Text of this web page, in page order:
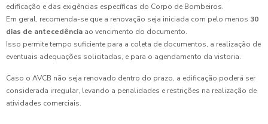
edificação e das exigências específicas do Corpo de Bombeiros.
Em geral, recomenda-se que a renovação seja iniciada com pelo menos 30
dias de antecedência ao vencimento do documento.
Isso permite tempo suficiente para a coleta de documentos, a realização de
eventuais adequações solicitadas, e para o agendamento da vistoria.
Caso o AVCB não seja renovado dentro do prazo, a edificação poderá ser
considerada irregular, levando a penalidades e restrições na realização de
atividades comerciais.